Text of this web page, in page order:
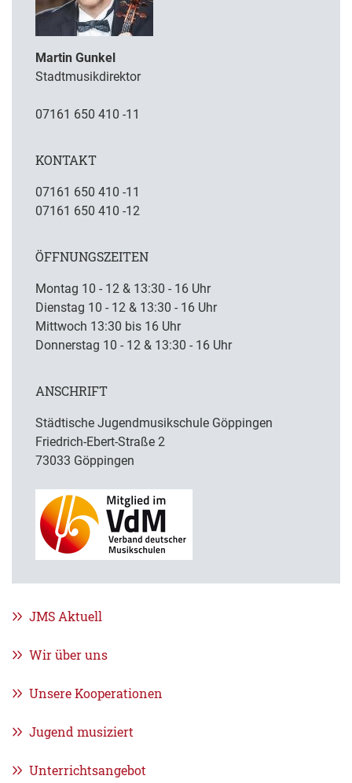
Martin Gunkel
Stadtmusikdirektor
07161 650 410 -11
KONTAKT
07161 650 410 -11
07161 650 410 -12
ÖFFNUNGSZEITEN
Montag 10 - 12 & 13:30 - 16 Uhr
Dienstag 10 - 12 & 13:30 - 16 Uhr
Mittwoch 13:30 bis 16 Uhr
Donnerstag 10 - 12 & 13:30 - 16 Uhr
ANSCHRIFT
Städtische Jugendmusikschule Göppingen
Friedrich-Ebert-Straße 2
73033 Göppingen
JMS Aktuell
Wir über uns
Unsere Kooperationen
Jugend musiziert
Unterrichtsangebot